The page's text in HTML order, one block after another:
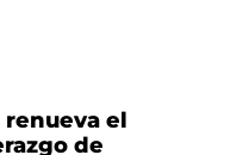
renueva el
de